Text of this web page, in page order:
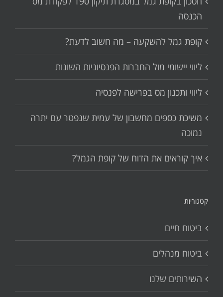
הכנסה
קופת גמל להשקעה – מה חשוב לדעת?
ליווי יישומי מול החברות הפנסיוניות השונות
ליווי ותכנון מס בפרישה לפנסיה
משיכת כספים מחשבון של עמית שנפטר עם יתרה
נמוכה
איך קוראים את הדוח של קופת הגמל?
קטגוריות
ביטוח חיים
ביטוח מנהלים
השירותים שלנו